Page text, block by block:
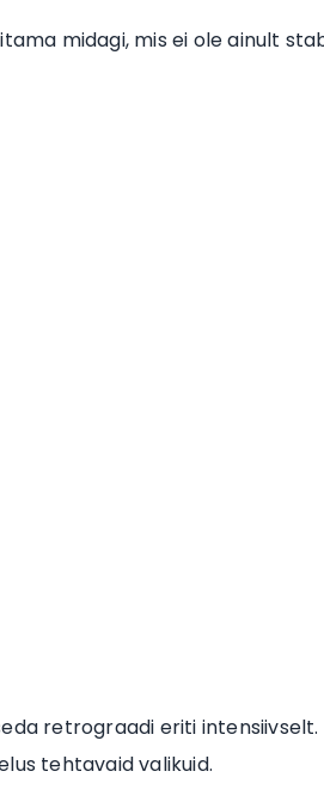
midagi, mis ei ole ainult
retrograadi eriti intensiivselt.
tehtavaid valikuid.